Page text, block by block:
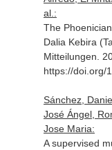
al.:
The
Dalia Kebira
Mitteilungen .
https://doi.org/
Sánchez,
José Ángel,
Jose Maria:
A supervised